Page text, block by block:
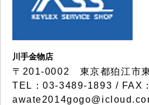
川手金物店
〒201-0002 東京都狛江市
TEL：03-3489-1893 / FAX